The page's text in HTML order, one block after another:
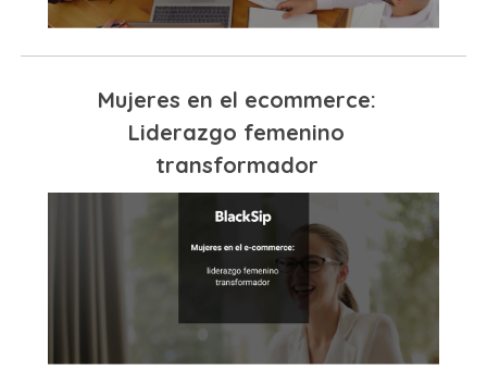
Mujeres en el ecommerce:
Liderazgo femenino
transformador